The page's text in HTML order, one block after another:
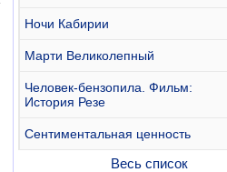
Ночи Кабирии
Марти Великолепный
Человек-бензопила. Фильм:
История Резе
Сентиментальная ценность
Весь список